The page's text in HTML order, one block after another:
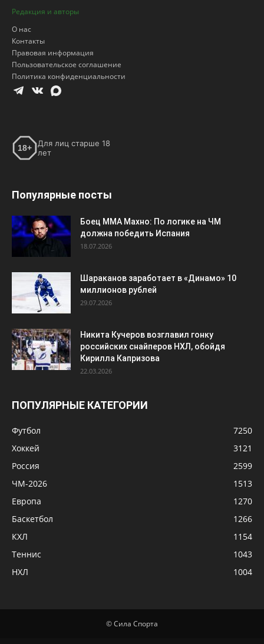
Редакция и авторы
О нас
Контакты
Правовая информация
Пользовательское соглашение
Политика конфиденциальности
18+
Для лиц старше 18
лет
Популярные посты
Боец ММА Махно: По логике на ЧМ
должна победить Испания
18.07.2026
Шараканов заработает в «Динамо» 10
миллионов рублей
29.07.2026
Никита Кучеров возглавил гонку
российских снайперов НХЛ, обойдя
Кирилла Капризова
22.03.2026
ПОПУЛЯРНЫЕ КАТЕГОРИИ
Футбол
7250
Хоккей
3121
Россия
2599
ЧМ-2026
1513
Европа
1270
Баскетбол
1266
КХЛ
1154
Теннис
1043
НХЛ
1004
© Сила Спорта